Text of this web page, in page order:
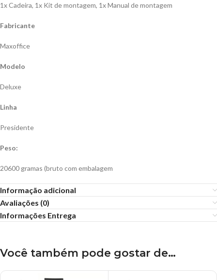
1x Cadeira, 1x Kit de montagem, 1x Manual de montagem
Fabricante
Maxoffice
Modelo
Deluxe
Linha
Presidente
Peso:
20600 gramas (bruto com embalagem
Informação adicional
Avaliações (0)
Informações Entrega
Você também pode gostar de…